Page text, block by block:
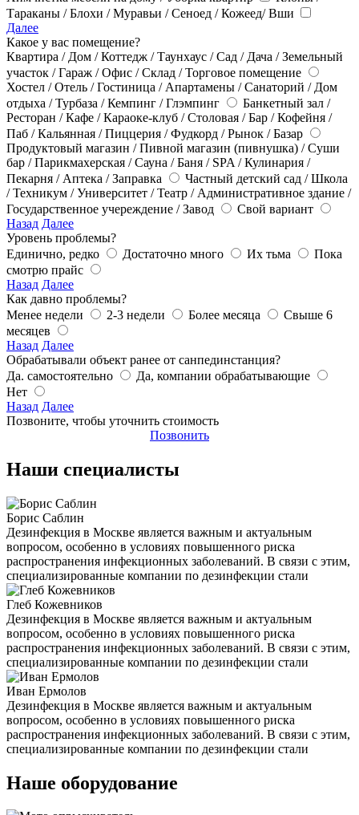
Тараканы / Блохи / Муравьи / Сеноед / Кожеед/ Вши
Далее
Какое у вас помещение?
Квартира / Дом / Коттедж / Таунхаус / Сад / Дача / Земельный
участок / Гараж / Офис / Склад / Торговое помещение
Хостел / Отель / Гостиница / Апартамены / Санаторий / Дом
отдыха / Турбаза / Кемпинг / Глэмпинг
Банкетный зал /
Ресторан / Кафе / Караоке-клуб / Столовая / Бар / Кофейня /
Паб / Кальянная / Пиццерия / Фудкорд / Рынок / Базар
Продуктовый магазин / Пивной магазин (пивнушка) / Суши
бар / Парикмахерская / Сауна / Баня / SPA / Кулинария /
Пекарня / Аптека / Заправка
Частный детский сад / Школа
/ Техникум / Университет / Театр / Административное здание /
Государственное учереждение / Завод
Свой вариант
Назад Далее
Уровень проблемы?
Единично, редко
Достаточно много Их тьма
Пока
смотрю прайс
Назад Далее
Как давно проблемы?
Менее недели
2-3 недели Более месяца
Свыше 6
месяцев
Назад Далее
Обрабатывали объект ранее от санпединстанция?
Да. самостоятельно
Да, компании обрабатывающие
Нет
Назад Далее
Позвоните, чтобы уточнить стоимость
Позвонить
Наши специалисты
Борис Саблин
Дезинфекция в Москве является важным и актуальным
вопросом, особенно в условиях повышенного риска
распространения инфекционных заболеваний. В связи с этим,
специализированные компании по дезинфекции стали
Глеб Кожевников
Дезинфекция в Москве является важным и актуальным
вопросом, особенно в условиях повышенного риска
распространения инфекционных заболеваний. В связи с этим,
специализированные компании по дезинфекции стали
Иван Ермолов
Дезинфекция в Москве является важным и актуальным
вопросом, особенно в условиях повышенного риска
распространения инфекционных заболеваний. В связи с этим,
специализированные компании по дезинфекции стали
Наше оборудование